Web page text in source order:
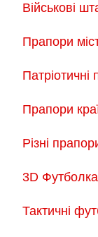
Військові
Прапори
Патріотичні
Прапори
Різні
3D Футболка
Тактичні